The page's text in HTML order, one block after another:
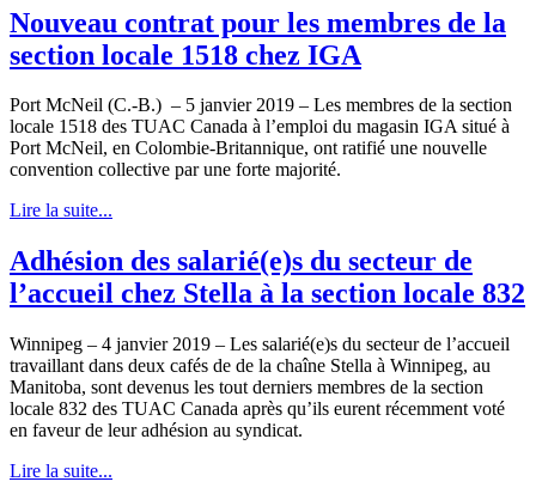
Nouveau contrat pour les membres de la
section locale 1518 chez IGA
Port McNeil (C.-B.) – 5 janvier 2019 – Les membres de la section
locale 1518 des TUAC Canada à l’emploi du magasin IGA situé à
Port McNeil, en Colombie-Britannique, ont ratifié une nouvelle
convention collective par une forte majorité.
Lire la suite...
Adhésion des salarié(e)s du secteur de
l’accueil chez Stella à la section locale 832
Winnipeg – 4 janvier 2019 – Les salarié(e)s du secteur de l’accueil
travaillant dans deux cafés de de la chaîne Stella à Winnipeg, au
Manitoba, sont devenus les tout derniers membres de la section
locale 832 des TUAC Canada après qu’ils eurent récemment voté
en faveur de leur adhésion au syndicat.
Lire la suite...